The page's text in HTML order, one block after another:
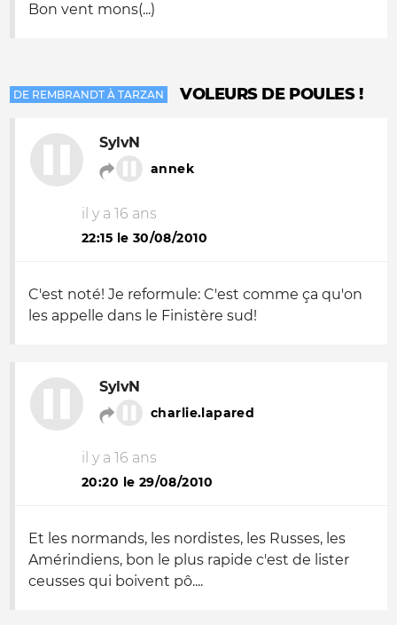
Bon vent mons(...)
DE REMBRANDT À TARZAN VOLEURS DE POULES !
SylvN
annek
il y a 16 ans
22:15 le 30/08/2010
C'est noté! Je reformule: C'est comme ça qu'on
les appelle dans le Finistère sud!
SylvN
charlie.lapared
il y a 16 ans
20:20 le 29/08/2010
Et les normands, les nordistes, les Russes, les
Amérindiens, bon le plus rapide c'est de lister
ceusses qui boivent pô....